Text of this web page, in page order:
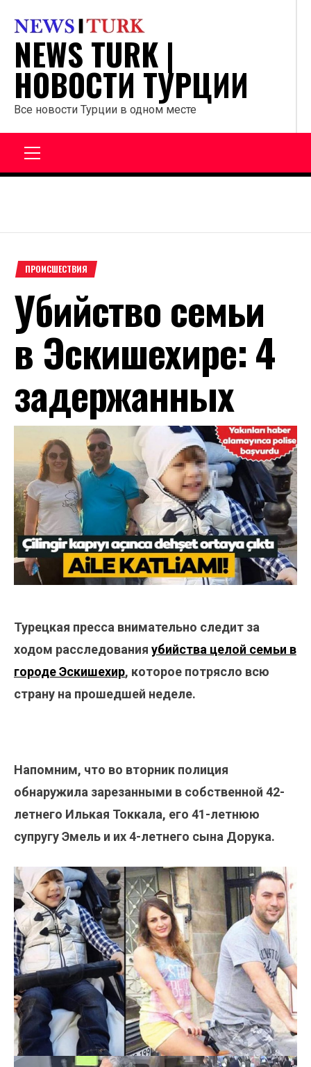
содержанию
NEWS TURK |
НОВОСТИ ТУРЦИИ
Все новости Турции в одном месте
ПРОИСШЕСТВИЯ
Убийство семьи
в Эскишехире: 4
задержанных
Турецкая пресса внимательно следит за
ходом расследования убийства целой семьи в
городе Эскишехир, которое потрясло всю
страну на прошедшей неделе.
Напомним, что во вторник полиция
обнаружила зарезанными в собственной 42-
летнего Илькая Токкала, его 41-летнюю
супругу Эмель и их 4-летнего сына Дорука.